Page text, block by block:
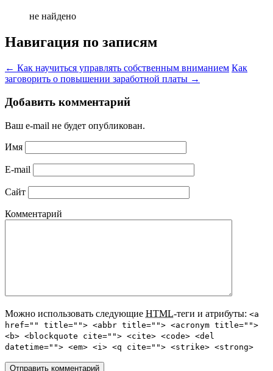
не найдено
Навигация по записям
← Как научиться управлять собственным вниманием Как
заговорить о повышении заработной платы →
Добавить комментарий
Ваш e-mail не будет опубликован.
Имя
E-mail
Сайт
Комментарий
Можно использовать следующие HTML-теги и атрибуты: <a
href="" title=""> <abbr title=""> <acronym title="">
<b> <blockquote cite=""> <cite> <code> <del
datetime=""> <em> <i> <q cite=""> <strike> <strong>